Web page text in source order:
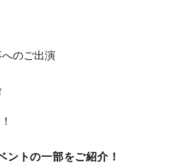
のご出演
ントの一部をご紹介！